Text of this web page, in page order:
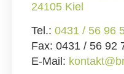
24105 Kiel
Tel.: 0431 / 56 96
Fax: 0431 / 56 92
E-Mail: